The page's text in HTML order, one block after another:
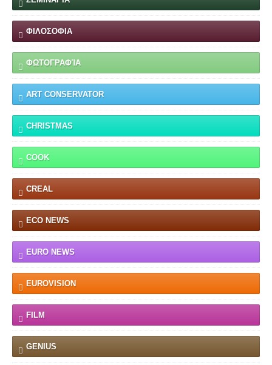
ΦΙΛΟΣΟΦΙΑ
ΦΩΤΟΓΡΑΦΊΑ
ART CONSERVATOR
CHRISTMAS
COOK
CREAL
ECO NEWS
EURO NEWS
EUROVISION
FILM
GENIUS